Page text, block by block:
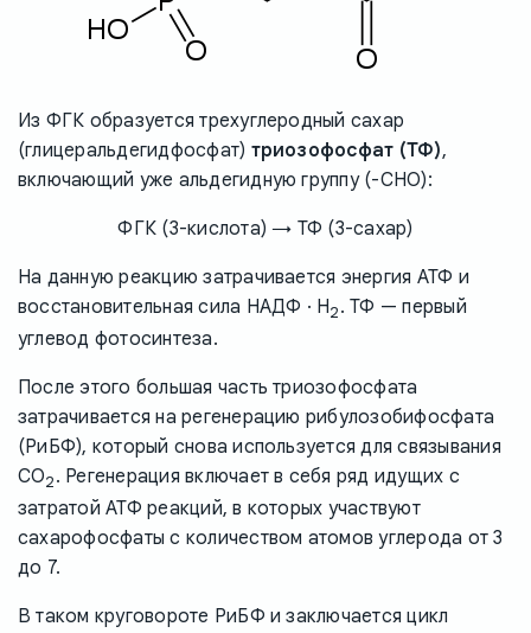
Из ФГК образуется трехуглеродный сахар
(глицеральдегидфосфат) триозофосфат (ТФ),
включающий уже альдегидную группу (-CHO):
ФГК (3-кислота) → ТФ (3-сахар)
На данную реакцию затрачивается энергия АТФ и
восстановительная сила НАДФ · H2. ТФ — первый
углевод фотосинтеза.
После этого большая часть триозофосфата
затрачивается на регенерацию рибулозобифосфата
(РиБФ), который снова используется для связывания
CO2. Регенерация включает в себя ряд идущих с
затратой АТФ реакций, в которых участвуют
сахарофосфаты с количеством атомов углерода от 3
до 7.
В таком круговороте РиБФ и заключается цикл